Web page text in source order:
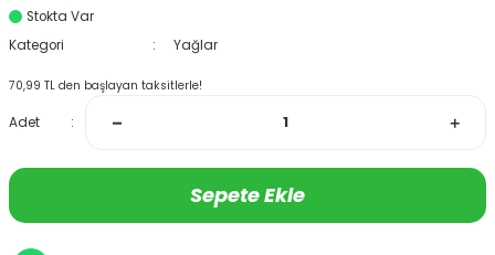
Stokta Var
Kategori
Yağlar
70,99 TL den başlayan taksitlerle!
Adet
Sepete Ekle